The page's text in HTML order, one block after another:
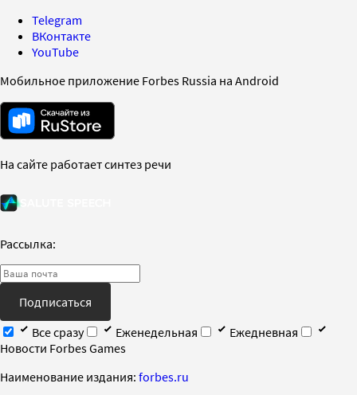
Telegram
ВКонтакте
YouTube
Мобильное приложение Forbes Russia на Android
На сайте работает синтез речи
Рассылка:
Подписаться
Все сразу
Еженедельная
Ежедневная
Новости Forbes Games
Наименование издания: forbes.ru